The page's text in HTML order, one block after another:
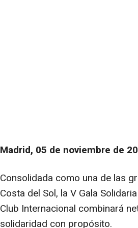
Madrid, 05 de noviembre de
Consolidada como una de las
Costa del Sol, la V Gala
Club Internacional combinará
solidaridad con propósito.